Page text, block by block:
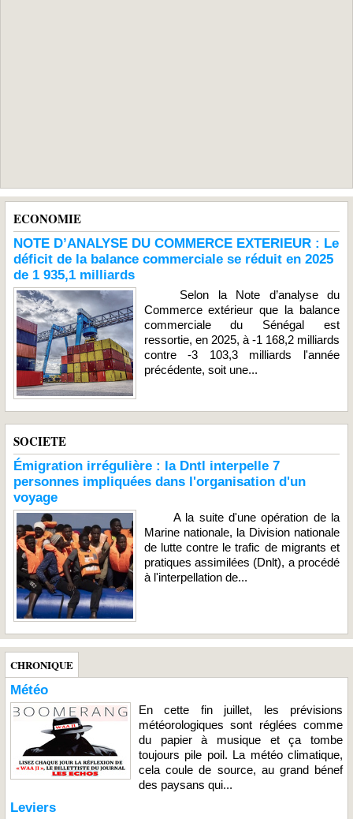
ECONOMIE
NOTE D’ANALYSE DU COMMERCE EXTERIEUR : Le
déficit de la balance commerciale se réduit en 2025
de 1 935,1 milliards
Selon la Note d’analyse du
Commerce extérieur que la balance
commerciale du Sénégal est
ressortie, en 2025, à -1 168,2 milliards
contre -3 103,3 milliards l'année
précédente, soit une...
SOCIETE
Émigration irrégulière : la Dntl interpelle 7
personnes impliquées dans l'organisation d'un
voyage
A la suite d'une opération de la
Marine nationale, la Division nationale
de lutte contre le trafic de migrants et
pratiques assimilées (Dnlt), a procédé
à l'interpellation de...
CHRONIQUE
Météo
En cette fin juillet, les prévisions
météorologiques sont réglées comme
du papier à musique et ça tombe
toujours pile poil. La météo climatique,
cela coule de source, au grand bénef
des paysans qui...
Leviers